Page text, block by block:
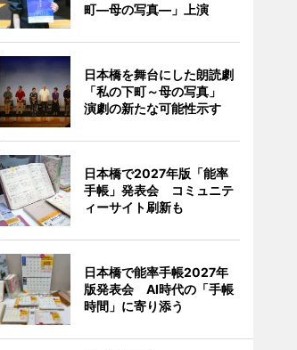
町―母の写真―」上演
日本橋を舞台にした朗読劇
「私の下町～母の写真」
演劇の新たな可能性示す
日本橋で2027年版「能率
手帳」発表会 コミュニテ
ィーサイト刷新も
日本橋で能率手帳2027年
版発表会 AI時代の「手帳
時間」に寄り添う